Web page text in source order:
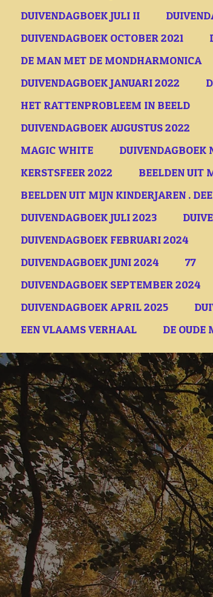
DUIVENDAGBOEK JULI II
DUIVENDAGBOEK OCTOBER 2021
DE MAN MET DE MONDHARMONICA
DUIVENDAGBOEK JANUARI 2022
HET RATTENPROBLEEM IN BEELD
DUIVENDAGBOEK AUGUSTUS 2022
MAGIC WHITE
DUIVENDAGBOEK
KERSTSFEER 2022
BEELDEN UIT
BEELDEN UIT MIJN KINDERJAREN .
DUIVENDAGBOEK JULI 2023
DUIVENDAGBOEK FEBRUARI 2024
DUIVENDAGBOEK JUNI 2024
77
DUIVENDAGBOEK SEPTEMBER 2024
DUIVENDAGBOEK APRIL 2025
EEN VLAAMS VERHAAL
DE OUDE